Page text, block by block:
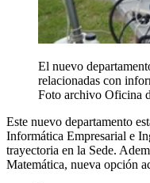
El nuevo
relacionadas con
Foto archivo Oficina
Este nuevo departamento
Informática Empresarial e
trayectoria en la Sede.
Matemática, nueva opción